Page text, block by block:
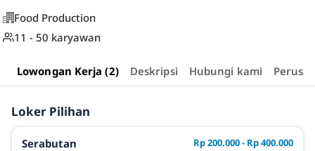
Food Production
11 - 50 karyawan
Lowongan Kerja (2) Deskripsi Hubungi kami
Loker Pilihan
Serabutan
Rp 200.000 - Rp 400.000